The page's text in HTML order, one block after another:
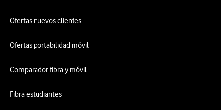
Ofertas nuevos clientes
Ofertas portabilidad móvil
Comparador fibra y móvil
Fibra estudiantes